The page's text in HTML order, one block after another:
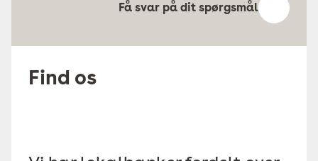
Få svar på dit spørgsmål
Find os